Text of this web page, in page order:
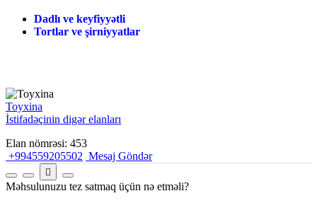
Dadlı ve keyfiyyətli
Tortlar ve şirniyyatlar
Toyxina
İstifadəçinin digər elanları
Elan nömrəsi: 453
+994559205502 Mesaj Göndər
Məhsulunuzu tez satmaq üçün nə etməli?